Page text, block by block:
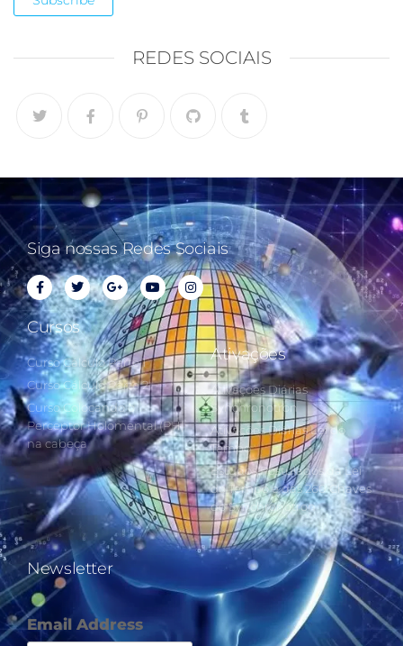
REDES SOCIAIS
Siga nossas Redes Sociais
Cursos
Curso Cálculo Parte 1
Curso Cálculo Parte 2
Curso Colocando o
Perceptor Holomental (PH)
na cabeça
Ativações
Ativações Diárias
Synchronotron
Ativações Diárias Lei do
Tempo
Estudos Postulados da Lei
do Tempo e das 260 Chaves
do Synchronotron
Newsletter
Email Address